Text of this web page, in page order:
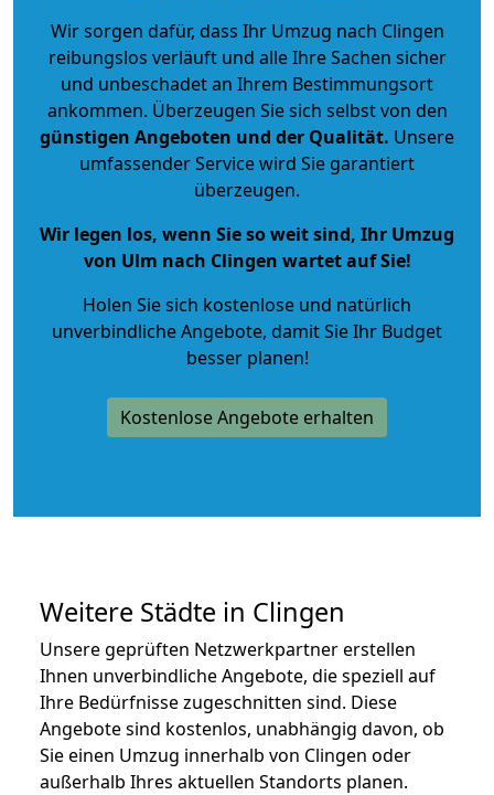
Wir sorgen dafür, dass Ihr Umzug nach Clingen
reibungslos verläuft und alle Ihre Sachen sicher
und unbeschadet an Ihrem Bestimmungsort
ankommen. Überzeugen Sie sich selbst von den
günstigen Angeboten und der Qualität. Unsere
umfassender Service wird Sie garantiert
überzeugen.
Wir legen los, wenn Sie so weit sind, Ihr Umzug
von Ulm nach Clingen wartet auf Sie!
Holen Sie sich kostenlose und natürlich
unverbindliche Angebote, damit Sie Ihr Budget
besser planen!
Kostenlose Angebote erhalten
Weitere Städte in Clingen
Unsere geprüften Netzwerkpartner erstellen
Ihnen unverbindliche Angebote, die speziell auf
Ihre Bedürfnisse zugeschnitten sind. Diese
Angebote sind kostenlos, unabhängig davon, ob
Sie einen Umzug innerhalb von Clingen oder
außerhalb Ihres aktuellen Standorts planen.